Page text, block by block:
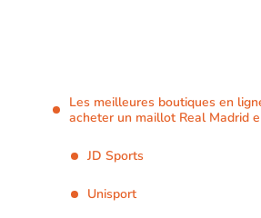
Les meilleures boutiques en
acheter un maillot Real Madrid
JD Sports
Unisport